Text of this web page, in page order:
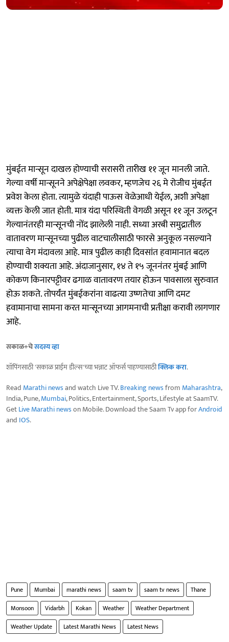
मुंबईत मान्सून दाखल होण्याची सरासरी तारीख ११ जून मानली जाते.
गेल्या वर्षी मान्सूनने अपेक्षेपेक्षा लवकर, म्हणजेच २६ मे रोजीच मुंबईत
प्रवेश केला होता. त्यामुळे यंदाही पाऊस वेळेआधी येईल, अशी अपेक्षा
व्यक्त केली जात होती. मात्र यंदा परिस्थिती वेगळी असून ११ जून उलटून
गेल्यानंतरही मान्सूनची नोंद झालेली नाही. सध्या अरबी समुद्रातील
वातावरण मान्सूनच्या पुढील वाटचालीसाठी फारसे अनुकूल नसल्याने
त्याचा वेग मंदावला आहे. मात्र पुढील काही दिवसांत हवामानात बदल
होण्याची शक्यता आहे. अंदाजानुसार, १४ ते १५ जूननंतर मुंबई आणि
कोकण किनारपट्टीवर ढगाळ वातावरण तयार होऊन पावसाला सुरुवात
होऊ शकते. तोपर्यंत मुंबईकरांना वाढत्या उष्णतेचा आणि दमट
हवामानाचा सामना करत मान्सूनच्या आगमनाची प्रतीक्षा करावी लागणार
आहे.
सकाळ+चेसदस्य व्हा
शॉपिंगसाठी 'सकाळ प्राईम डील्स'च्या भन्नाट ऑफर्स पाहण्यासाठीक्लिक करा.
Read Marathi newsand watch Live TV.Breaking newsfrom Maharashtra,
India, Pune,Mumbai, Politics, Entertainment, Sports, Lifestyle at SaamTV.
GetLive Marathi newson Mobile. Download the Saam Tv app forAndroid
and IOS.
Pune Mumbai marathi news saam tv saam tv news
Thane
Monsoon
Vidarbh Kokan Weather
Weather Department
Weather Update
Latest Marathi News Latest News